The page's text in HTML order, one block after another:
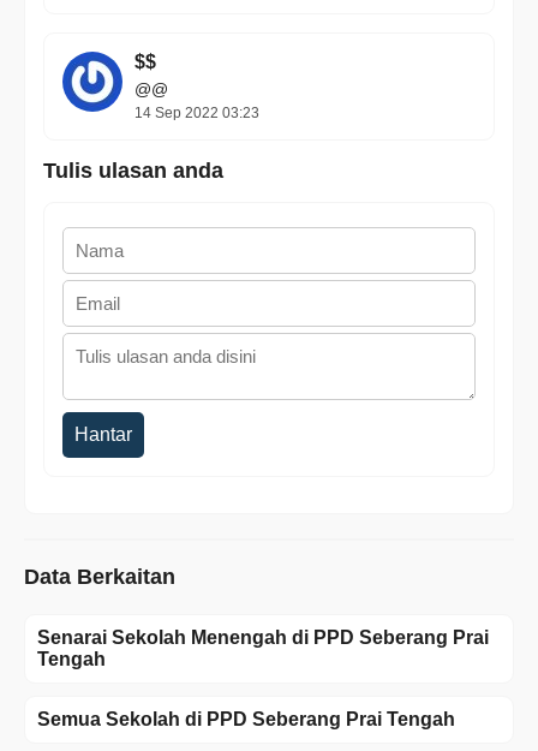
$$
@@
14 Sep 2022 03:23
Tulis ulasan anda
Hantar
Data Berkaitan
Senarai Sekolah Menengah di PPD Seberang Prai
Tengah
Semua Sekolah di PPD Seberang Prai Tengah